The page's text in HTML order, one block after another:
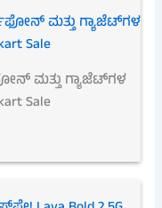
ಮತ್ತು ಗ್ಯಾಜೆಟ್‌ಗಳ
Sale